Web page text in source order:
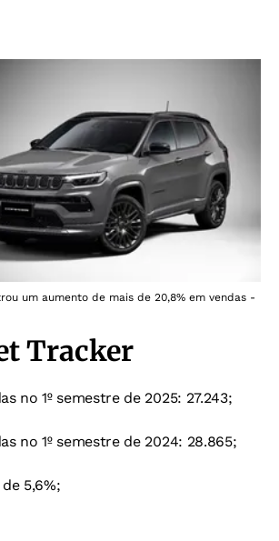
um aumento de mais de 20,8% em vendas -
Tracker
no 1º semestre de 2025: 27.243;
no 1º semestre de 2024: 28.865;
5,6%;